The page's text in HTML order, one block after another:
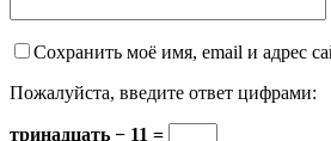
Сохранить моё имя, email и адрес
Пожалуйста, введите ответ цифрами:
тринадцать − 11 =